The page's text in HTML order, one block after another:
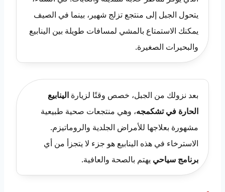
يتحول الجبل إلى منتجع تزلج شهير، بينما في الصيف
يمكنك الاستمتاع بالمشي لمسافات طويلة بين الينابيع
والبحيرات الصغيرة.
بعد نزولك من الجبل، خصص وقتًا لزيارة الينابيع
الحارة في تشكمجه، وهي منتجعات صحية طبيعية
مشهورة بعلاجها للأمراض الجلدية والروماتيزم.
الاسترخاء في هذه الينابيع هو جزء لا يتجزأ من أي
برنامج سياحي يهتم بالصحة والعافية.